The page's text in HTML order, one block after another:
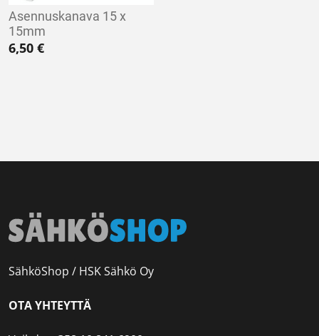
Asennuskanava 15 x
15mm
6,50 €
SähköShop / HSK Sähkö Oy
OTA YHTEYTTÄ